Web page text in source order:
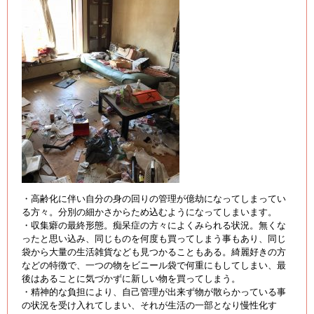
・高齢化に伴い自分の身の回りの管理が億劫になってしまってい
る方々。分別の細かさからため込むようになってしまいます。
・収集癖の最終形態。痴呆症の方々によくみられる状況。無くな
ったと思い込み、同じものを何度も買ってしまう事もあり、同じ
袋から大量の生活雑貨なども見つかることもある。綺麗好きの方
などの特徴で、一つの物をビニール袋で何重にもしてしまい、最
後はあることに気づかずに新しい物を買ってしまう。
・精神的な負担により、自己管理が出来ず物が散らかっている事
の状況を受け入れてしまい、それが生活の一部となり慢性化す